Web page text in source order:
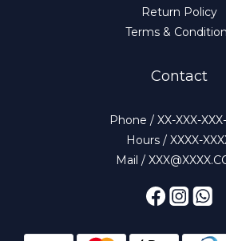
Return Policy
Terms &
Contact
Phone / XX-XXX-
Hours / XXXX-
Mail /